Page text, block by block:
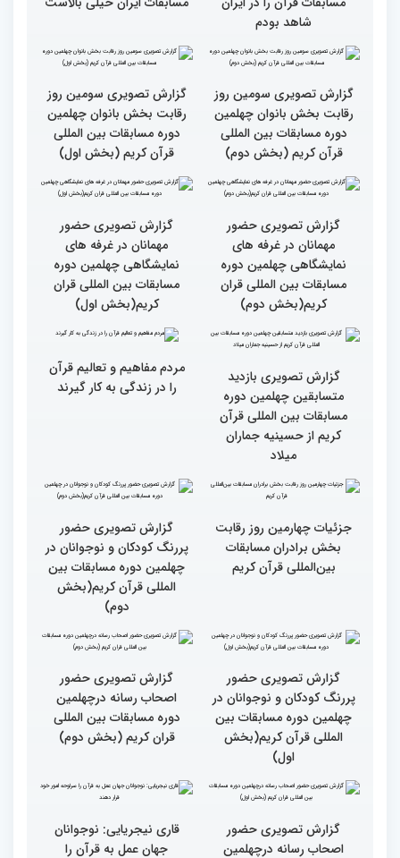
سطح مسابقات قرآنی در
استادم از دقت نمره دادن در
این مسابقات
هشت بار مقام اول رشته
و آلمان کسب کرده ام
بالاترین سطح برگزاری
مسابقات قرآن را در ایران
شاهد بودم
ایران مهد قرآن است/ سطح
مسابقات ایران خیلی بالاست
گزارش تصویری سومین روز
رقابت بخش بانوان چهلمین
دوره مسابقات بین المللی
قرآن کریم (بخش دوم)
گزارش تصویری سومین روز
رقابت بخش بانوان چهلمین
دوره مسابقات بین المللی
گزارش تصویری حضور
مهمانان در غرفه های
نمایشگاهی چهلمین دوره
مسابقات بین المللی قران
کریم(بخش دوم)
مسابقات بین المللی قران
کریم(بخش اول)
گزارش تصویری بازدید
کریم از حسینیه جماران
میلاد
مردم مفاهیم و تعالیم قرآن
را در زندگی به کار گیرند
جزئیات چهارمین روز رقابت
بخش برادران مسابقات
بین‌المللی قرآن کریم
گزارش تصویری حضور
پررنگ کودکان و نوجوانان در
المللی قرآن کریم(بخش
دوم)